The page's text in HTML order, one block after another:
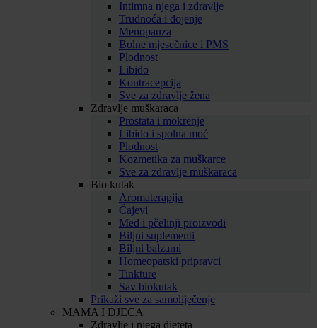
Intimna njega i zdravlje
Trudnoća i dojenje
Menopauza
Bolne mjesečnice i PMS
Plodnost
Libido
Kontracepcija
Sve za zdravlje žena
Zdravlje muškaraca
Prostata i mokrenje
Libido i spolna moć
Plodnost
Kozmetika za muškarce
Sve za zdravlje muškaraca
Bio kutak
Aromaterapija
Čajevi
Med i pčelinji proizvodi
Biljni suplementi
Biljni balzami
Homeopatski pripravci
Tinkture
Sav biokutak
Prikaži sve za samoliječenje
MAMA I DJECA
Zdravlje i njega djeteta